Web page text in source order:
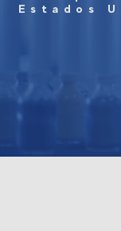
Estados